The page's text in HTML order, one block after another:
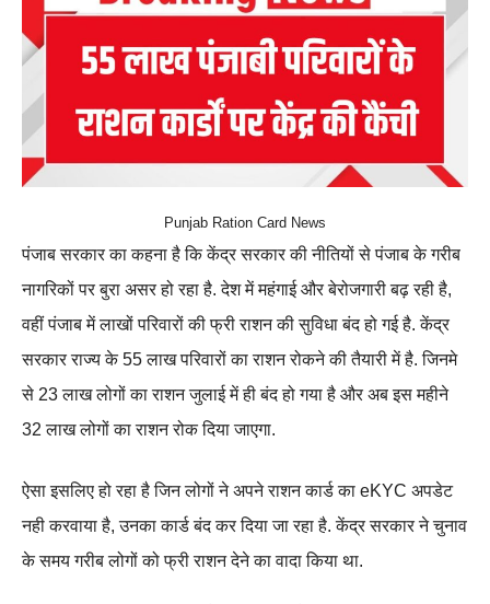
Punjab Ration Card News
पंजाब सरकार का कहना है कि केंद्र सरकार की नीतियों से पंजाब के गरीब
नागरिकों पर बुरा असर हो रहा है. देश में महंगाई और बेरोजगारी बढ़ रही है,
वहीं पंजाब में लाखों परिवारों की फ्री राशन की सुविधा बंद हो गई है. केंद्र
सरकार राज्य के 55 लाख परिवारों का राशन रोकने की तैयारी में है. जिनमे
से 23 लाख लोगों का राशन जुलाई में ही बंद हो गया है और अब इस महीने
32 लाख लोगों का राशन रोक दिया जाएगा.
ऐसा इसलिए हो रहा है जिन लोगों ने अपने राशन कार्ड का eKYC अपडेट
नही करवाया है, उनका कार्ड बंद कर दिया जा रहा है. केंद्र सरकार ने चुनाव
के समय गरीब लोगों को फ्री राशन देने का वादा किया था.